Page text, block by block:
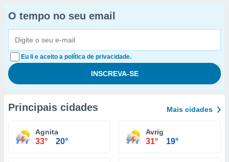
O tempo no seu email
Eu li e aceito a política de privacidade.
Principais cidades Mais cidades
Agnita
33° 20°
Avrig
31° 19°